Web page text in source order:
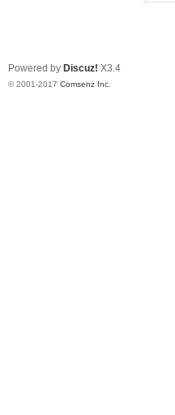
Powered by Discuz! X3.4
© 2001-2017 Comsenz Inc.